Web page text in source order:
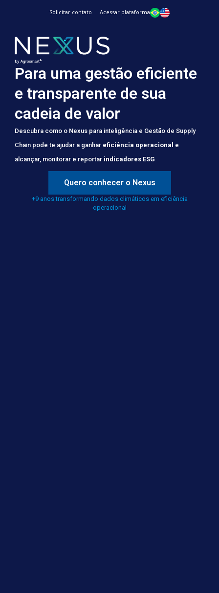
Solicitar contato Acessar plataforma
Para uma gestão eficiente
e transparente de sua
cadeia de valor
Descubra como o Nexus para inteligência e Gestão de Supply
Chain pode te ajudar a ganhar eficiência operacional e
alcançar, monitorar e reportar indicadores ESG
Quero conhecer o Nexus
+9 anos transformando dados climáticos em eficiência
operacional